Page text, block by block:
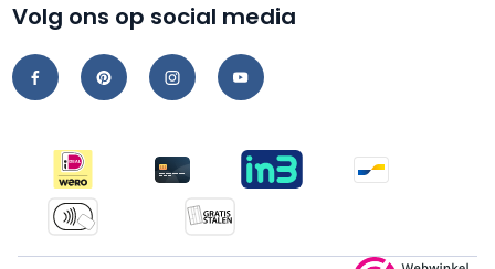
Volg ons op social media